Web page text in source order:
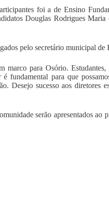
foi a de Ensino
Douglas Rodrigues
pelo secretário municipal
marco para Osório.
é fundamental para que
Desejo sucesso aos diretores
serão apresentados